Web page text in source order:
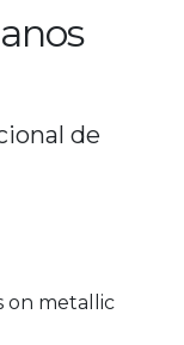
de
on metallic